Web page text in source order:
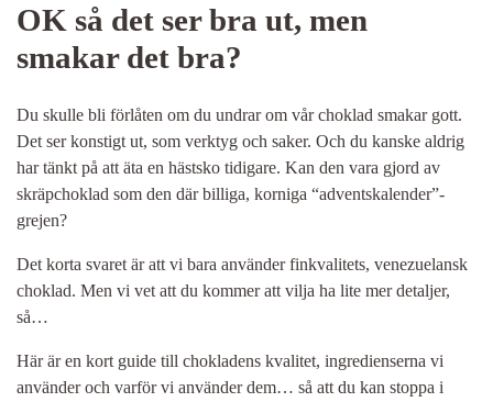
OK så det ser bra ut, men
smakar det bra?
Du skulle bli förlåten om du undrar om vår choklad smakar gott.
Det ser konstigt ut, som verktyg och saker. Och du kanske aldrig
har tänkt på att äta en hästsko tidigare. Kan den vara gjord av
skräpchoklad som den där billiga, korniga “adventskalender”-
grejen?
Det korta svaret är att vi bara använder finkvalitets, venezuelansk
choklad. Men vi vet att du kommer att vilja ha lite mer detaljer,
så…
Här är en kort guide till chokladens kvalitet, ingredienserna vi
använder och varför vi använder dem… så att du kan stoppa i